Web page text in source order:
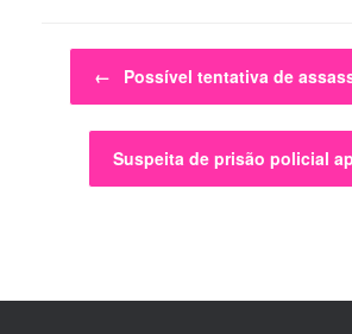
Post navigation
← Possível tentativa de
Suspeita de prisão policial